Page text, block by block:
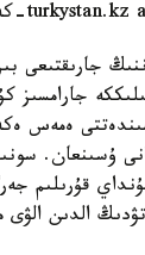
جارىقتىعى
ەمەس
ۇسىنعان.
قۇرىلىم
الدىن الۋى